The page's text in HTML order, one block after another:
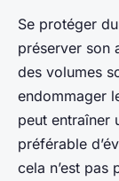
Se protéger
préserver son
des volumes
endommager
peut entraîner
préférable
cela n’est